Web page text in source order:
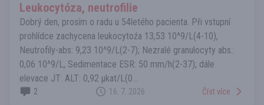
Leukocytóza, neutrofilie
Dobrý den, prosím o radu u 54letého pacienta. Při vstupní
prohlídce zachycena leukocytoźa 13,53 10^9/L(4-10),
Neutrofily-abs: 9,23 10^9/L(2-7); Nezralé granulocyty abs.:
0,06 10^9/L, Sedimentace ESR: 50 mm/h(2-37); dále
elevace JT: ALT: 0,92 µkat/L(0...
2 16. 7. 2026 Číst více